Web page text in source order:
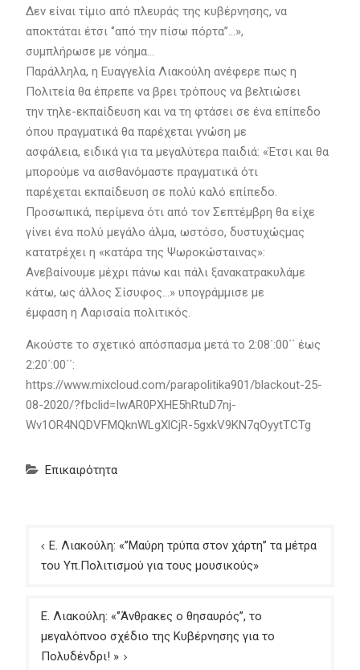
Δεν είναι τίμιο από πλευράς της κυβέρνησης, να
αποκτάται έτσι ‘’από την πίσω πόρτα’’…»,
συμπλήρωσε με νόημα…
Παράλληλα, η Ευαγγελία Λιακούλη ανέφερε πως η
Πολιτεία θα έπρεπε να βρει τρόπους να βελτιώσει
την τηλε-εκπαίδευση και να τη φτάσει σε ένα επίπεδο
όπου πραγματικά θα παρέχεται γνώση με
ασφάλεια, ειδικά για τα μεγαλύτερα παιδιά: «Έτσι και θα
μπορούμε να αισθανόμαστε πραγματικά ότι
παρέχεται εκπαίδευση σε πολύ καλό επίπεδο.
Προσωπικά, περίμενα ότι από τον Σεπτέμβρη θα είχε
γίνει ένα πολύ μεγάλο άλμα, ωστόσο, δυστυχώςμας
κατατρέχει η «κατάρα της Ψωροκώσταινας»:
Ανεβαίνουμε μέχρι πάνω και πάλι ξανακατρακυλάμε
κάτω, ως άλλος Σίσυφος…» υπογράμμισε με
έμφαση η Λαρισαία πολιτικός.
Ακούστε το σχετικό απόσπασμα μετά το 2:08΄:00΄΄ έως
2:20΄:00΄΄:
https://www.mixcloud.com/parapolitika901/blackout-25-
08-2020/?fbclid=IwAR0PXHE5hRtuD7nj-
Wv1OR4NQDVFMQknWLgXlCjR-5gxkV9KN7qOyytTCTg
Επικαιρότητα
Πλοήγηση
άρθρων
Ε. Λιακούλη: «’’Μαύρη τρύπα στον χάρτη’’ τα μέτρα
του Υπ.Πολιτισμού για τους μουσικούς»
Ε. Λιακούλη: «‘’Άνθρακες ο θησαυρός’’, το
μεγαλόπνοο σχέδιο της Κυβέρνησης για το
Πολυδένδρι! »